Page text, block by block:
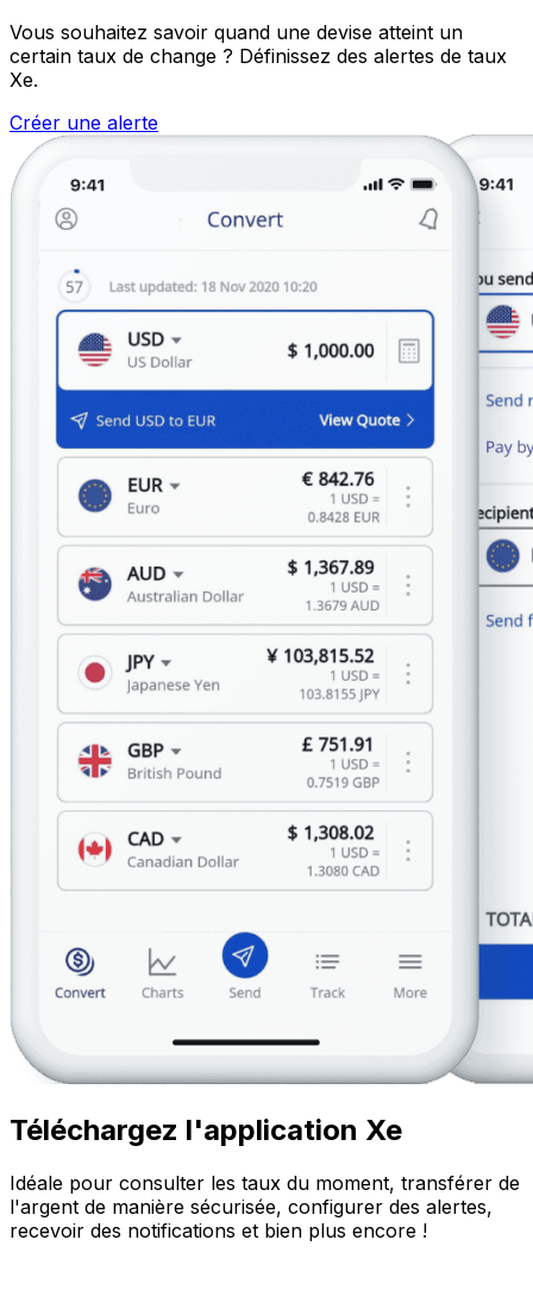
Vous souhaitez savoir quand une devise atteint un
certain taux de change ? Définissez des alertes de taux
Xe.
Créer une alerte
Téléchargez l'application Xe
Idéale pour consulter les taux du moment, transférer de
l'argent de manière sécurisée, configurer des alertes,
recevoir des notifications et bien plus encore !